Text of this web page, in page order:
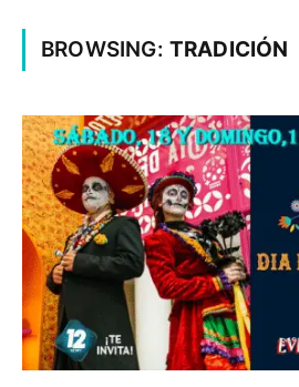
BROWSING: TRADICIÓN